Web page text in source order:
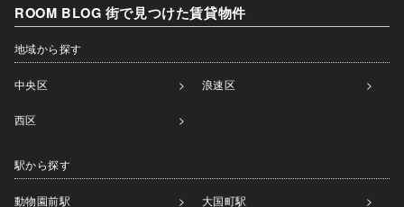
ROOM BLOG 街で見つけた賃貸物件
地域から探す
中央区 浪速区
西区
駅から探す
動物園前駅 大国町駅